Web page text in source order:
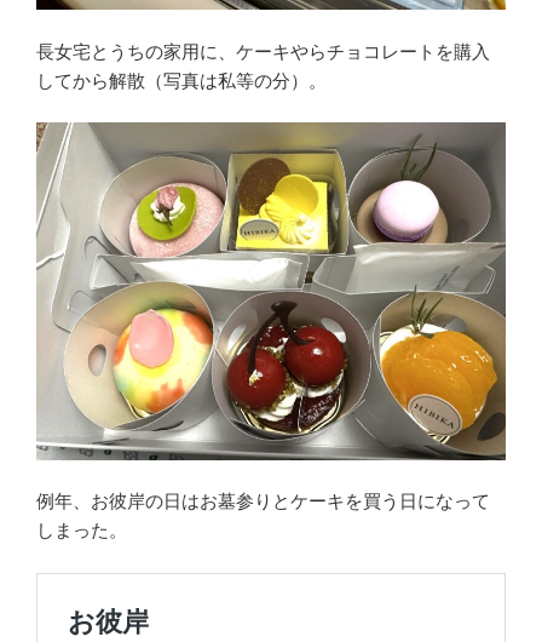
長女宅とうちの家用に、ケーキやらチョコレートを購入
してから解散（写真は私等の分）。
例年、お彼岸の日はお墓参りとケーキを買う日になって
しまった。